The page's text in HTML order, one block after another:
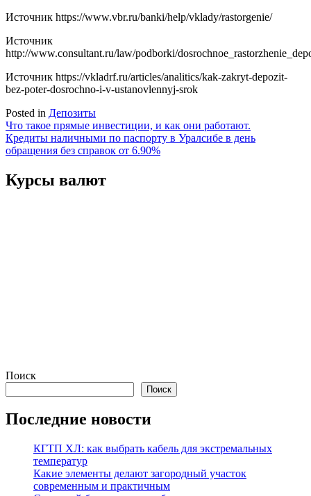
Источник https://www.vbr.ru/banki/help/vklady/rastorgenie/
Источник
http://www.consultant.ru/law/podborki/
Источник https://vkladrf.ru/articles/analitics/kak-zakryt-depozit-
bez-poter-dosrochno-i-v-ustanovlennyj-srok
Posted in Депозиты
Навигация
по
Что такое прямые инвестиции, и как они работают.
Кредиты наличными по паспорту в Уралсибе в день
обращения без справок от 6.90%
Курсы валют
Поиск
Поиск
Последние новости
КГТП ХЛ: как выбрать кабель для экстремальных
температур
Какие элементы делают загородный участок
современным и практичным